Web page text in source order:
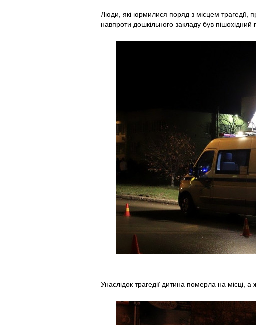
Люди, які юрмилися поряд з місцем трагедії,
навпроти дошкільного закладу був пішохідний
Унаслідок трагедії дитина померла на місці,